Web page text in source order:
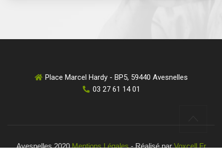
Place Marcel Hardy - BP5, 59440 Avesnelles
03 27 61 14 01
Avesnelles 2020Mentions Légales- Réalisé parVoxcell.fr